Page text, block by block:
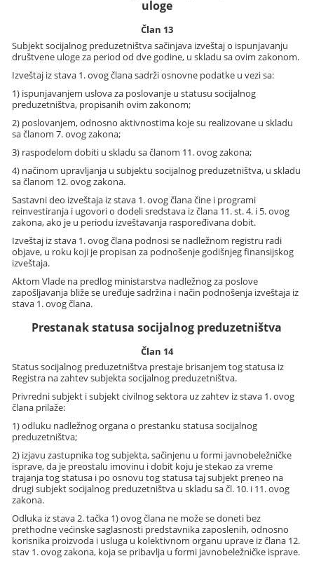
uloge
Član 13
Subjekt socijalnog preduzetništva sačinjava izveštaj o ispunjavanju
društvene uloge za period od dve godine, u skladu sa ovim zakonom.
Izveštaj iz stava 1. ovog člana sadrži osnovne podatke u vezi sa:
1) ispunjavanjem uslova za poslovanje u statusu socijalnog
preduzetništva, propisanih ovim zakonom;
2) poslovanjem, odnosno aktivnostima koje su realizovane u skladu
sa članom 7. ovog zakona;
3) raspodelom dobiti u skladu sa članom 11. ovog zakona;
4) načinom upravljanja u subjektu socijalnog preduzetništva, u skladu
sa članom 12. ovog zakona.
Sastavni deo izveštaja iz stava 1. ovog člana čine i programi
reinvestiranja i ugovori o dodeli sredstava iz člana 11. st. 4. i 5. ovog
zakona, ako je u periodu izveštavanja raspoređivana dobit.
Izveštaj iz stava 1. ovog člana podnosi se nadležnom registru radi
objave, u roku koji je propisan za podnošenje godišnjeg finansijskog
izveštaja.
Aktom Vlade na predlog ministarstva nadležnog za poslove
zapošljavanja bliže se uređuje sadržina i način podnošenja izveštaja iz
stava 1. ovog člana.
Prestanak statusa socijalnog preduzetništva
Član 14
Status socijalnog preduzetništva prestaje brisanjem tog statusa iz
Registra na zahtev subjekta socijalnog preduzetništva.
Privredni subjekt i subjekt civilnog sektora uz zahtev iz stava 1. ovog
člana prilaže:
1) odluku nadležnog organa o prestanku statusa socijalnog
preduzetništva;
2) izjavu zastupnika tog subjekta, sačinjenu u formi javnobeležničke
isprave, da je preostalu imovinu i dobit koju je stekao za vreme
trajanja tog statusa i po osnovu tog statusa taj subjekt preneo na
drugi subjekt socijalnog preduzetništva u skladu sa čl. 10. i 11. ovog
zakona.
Odluka iz stava 2. tačka 1) ovog člana ne može se doneti bez
prethodne većinske saglasnosti predstavnika zaposlenih, odnosno
korisnika proizvoda i usluga u kolektivnom organu uprave iz člana 12.
stav 1. ovog zakona, koja se pribavlja u formi javnobeležničke isprave.